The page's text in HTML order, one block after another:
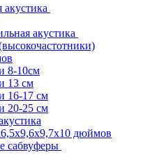
акустика
8-10см
13 см
16-17 см
20-25 см
дюймов
сабвуферы